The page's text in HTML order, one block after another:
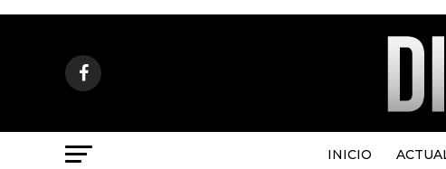
INICIO